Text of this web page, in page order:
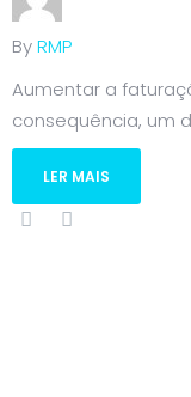
ByRMP
Aumentar a
consequência, um
LER MAIS